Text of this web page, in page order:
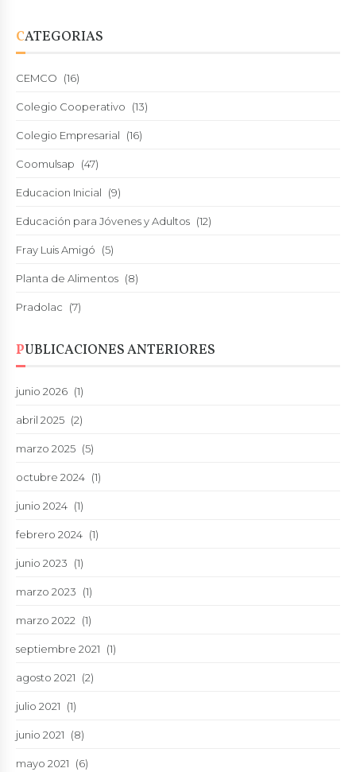
CATEGORIAS
CEMCO (16)
Colegio Cooperativo (13)
Colegio Empresarial (16)
Coomulsap (47)
Educacion Inicial (9)
Educación para Jóvenes y Adultos (12)
Fray Luis Amigó (5)
Planta de Alimentos (8)
Pradolac (7)
PUBLICACIONES ANTERIORES
junio 2026 (1)
abril 2025 (2)
marzo 2025 (5)
octubre 2024 (1)
junio 2024 (1)
febrero 2024 (1)
junio 2023 (1)
marzo 2023 (1)
marzo 2022 (1)
septiembre 2021 (1)
agosto 2021 (2)
julio 2021 (1)
junio 2021 (8)
mayo 2021 (6)